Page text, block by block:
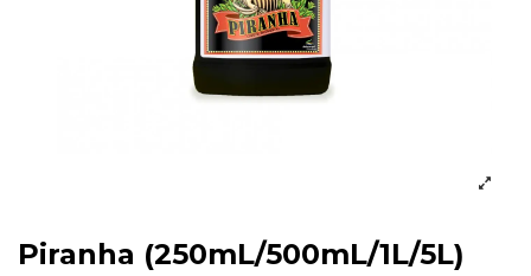
Piranha (250mL/500mL/1L/5L)